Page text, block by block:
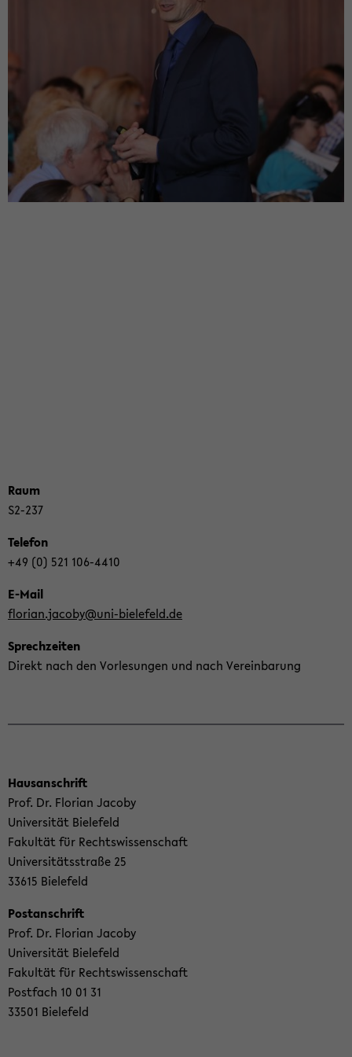
Raum
S2-​237
Te­le­fon
+49 (0) 521 106-​4410
E-​Mail
flo­ri­an.ja­co­by@uni-​bielefeld.de
Sprech­zei­ten
Di­rekt nach den Vor­le­sun­gen und nach Ver­ein­ba­rung
Haus­an­schrift
Prof. Dr. Flo­ri­an Ja­co­by
Uni­ver­si­tät Bie­le­feld
Fa­kul­tät für Rechts­wis­sen­schaft
Uni­ver­si­täts­stra­ße 25
33615 Bie­le­feld
Post­an­schrift
Prof. Dr. Flo­ri­an Ja­co­by
Uni­ver­si­tät Bie­le­feld
Fa­kul­tät für Rechts­wis­sen­schaft
Post­fach 10 01 31
33501 Bie­le­feld